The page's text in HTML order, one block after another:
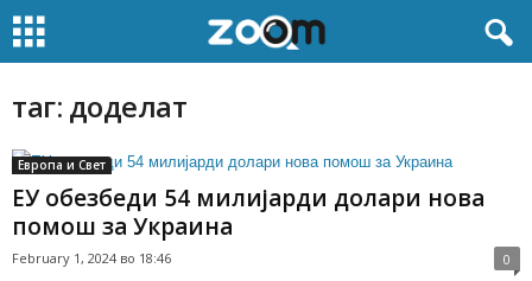
таг: доделат
Европа и Свет
ЕУ обезбеди 54 милијарди долари нова
помош за Украина
February 1, 2024 во 18:46 0